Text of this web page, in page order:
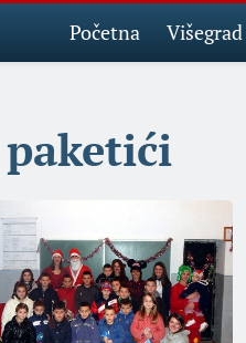
Početna Višegrad
paketići